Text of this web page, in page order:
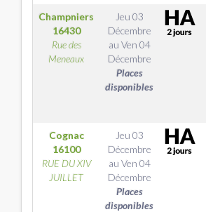
Champniers
16430
Rue des
Meneaux
Jeu 03
Décembre
au Ven 04
Décembre
Places
disponibles
Cognac
16100
RUE DU XIV
JUILLET
Jeu 03
Décembre
au Ven 04
Décembre
Places
disponibles